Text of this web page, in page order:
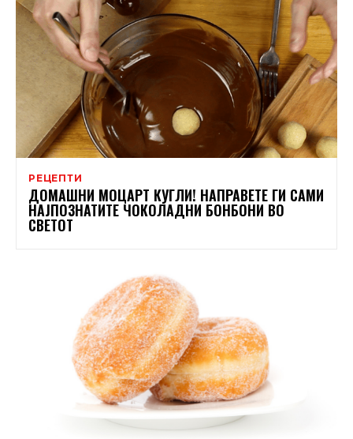
РЕЦЕПТИ
ДОМАШНИ МОЦАРТ КУГЛИ! НАПРАВЕТЕ ГИ САМИ
НАЈПОЗНАТИТЕ ЧОКОЛАДНИ БОНБОНИ ВО
СВЕТОТ